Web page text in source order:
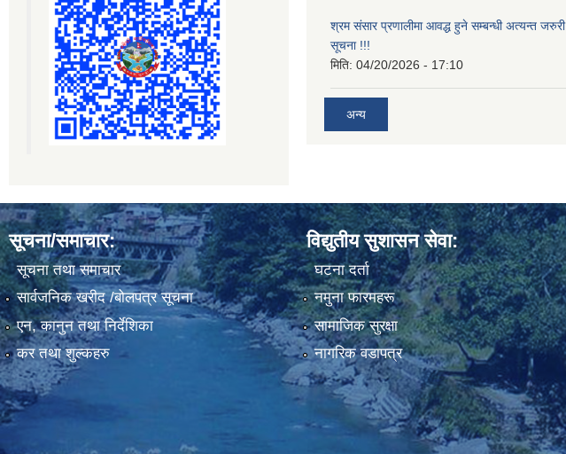
श्रम संसार प्रणालीमा आवद्ध हुने सम्बन्धी अत्यन्त जरुरी
सूचना !!!
मिति: 04/20/2026 - 17:10
अन्य
सूचना/समाचार:
सूचना तथा समाचार
सार्वजनिक खरीद /बोलपत्र सूचना
एन, कानुन तथा निर्देशिका
कर तथा शुल्कहरु
विद्युतीय सुशासन सेवा:
घटना दर्ता
नमुना फारमहरू
सामाजिक सुरक्षा
नागरिक वडापत्र